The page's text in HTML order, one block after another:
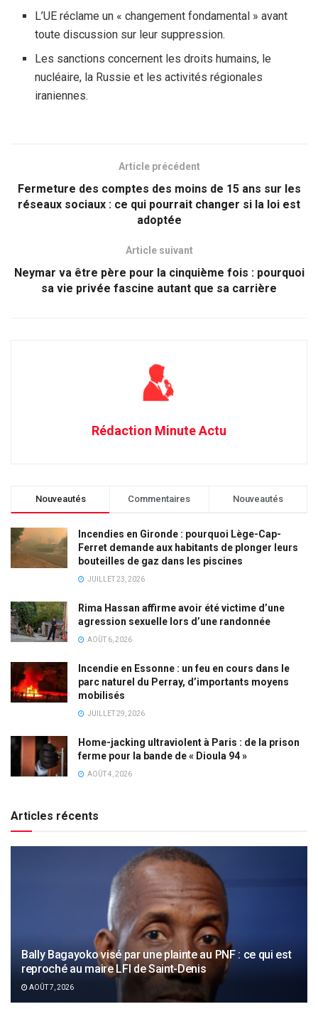
L’UE réclame un « changement fondamental » avant
toute discussion sur leur suppression.
Les sanctions concernent les droits humains, le
nucléaire, la Russie et les activités régionales
iraniennes.
Article précédent
Fermeture des comptes des moins de 15 ans sur les
réseaux sociaux : ce qui pourrait changer si la loi est
adoptée
Article suivant
Neymar va être père pour la cinquième fois : pourquoi
sa vie privée fascine autant que sa carrière
Rédaction Minute Actu
Nouveautés Commentaires Nouveautés
Incendies en Gironde : pourquoi Lège-Cap-
Ferret demande aux habitants de plonger leurs
bouteilles de gaz dans les piscines
JUILLET 23, 2026
Rima Hassan affirme avoir été victime d’une
agression sexuelle lors d’une randonnée
AOÛT 6, 2026
Incendie en Essonne : un feu en cours dans le
parc naturel du Perray, d’importants moyens
mobilisés
JUILLET 29, 2026
Home-jacking ultraviolent à Paris : de la prison
ferme pour la bande de « Dioula 94 »
AOÛT 4, 2026
Articles récents
Bally Bagayoko visé par une plainte au PNF : ce qui est
reproché au maire LFI de Saint-Denis
AOÛT 7, 2026